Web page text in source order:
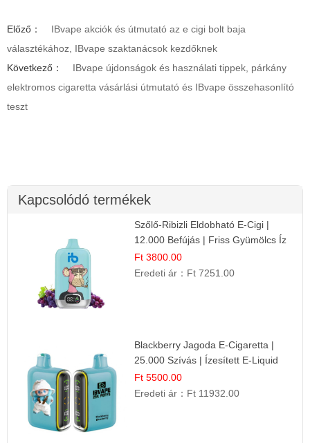
Előző：
IBvape akciók és útmutató az e cigi bolt baja
választékához, IBvape szaktanácsok kezdőknek
Következő：
IBvape újdonságok és használati tippek, párkány
elektromos cigaretta vásárlási útmutató és IBvape összehasonlító
teszt
Kapcsolódó termékek
Szőlő-Ribizli Eldobható E-Cigi |
12.000 Befújás | Friss Gyümölcs Íz
Ft 3800.00
Eredeti ár： Ft 7251.00
Blackberry Jagoda E-Cigaretta |
25.000 Szívás | Ízesített E-Liquid
Ft 5500.00
Eredeti ár： Ft 11932.00